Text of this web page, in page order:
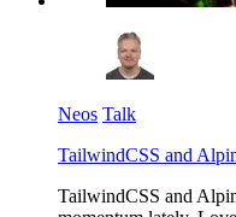
Neos Talk
TailwindCSS and
TailwindCSS and